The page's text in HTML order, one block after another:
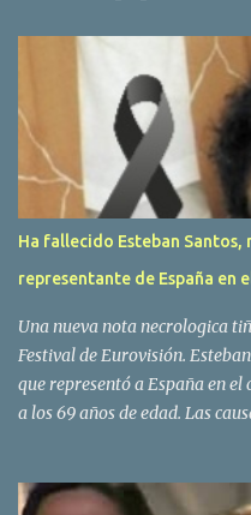
r
s
Ha fallecido Esteban
representante de España en
Una nueva nota necrologica
Festival de Eurovisión.
que representó a España en
a los 69 años de edad. Las
traves de las redes sociales.